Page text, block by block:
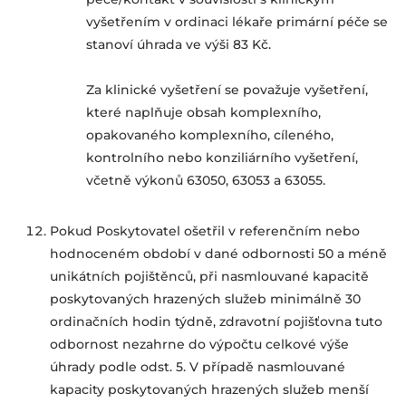
vyšetřením v ordinaci lékaře primární péče se
stanoví úhrada ve výši 83 Kč.
Za klinické vyšetření se považuje vyšetření,
které naplňuje obsah komplexního,
opakovaného komplexního, cíleného,
kontrolního nebo konziliárního vyšetření,
včetně výkonů 63050, 63053 a 63055.
Pokud Poskytovatel ošetřil v referenčním nebo
hodnoceném období v dané odbornosti 50 a méně
unikátních pojištěnců, při nasmlouvané kapacitě
poskytovaných hrazených služeb minimálně 30
ordinačních hodin týdně, zdravotní pojišťovna tuto
odbornost nezahrne do výpočtu celkové výše
úhrady podle odst. 5. V případě nasmlouvané
kapacity poskytovaných hrazených služeb menší